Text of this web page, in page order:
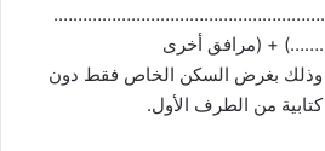
+ (مرافق أخرى
بغرض السكن الخاص فقط دون
كتابية من الطرف الأول.